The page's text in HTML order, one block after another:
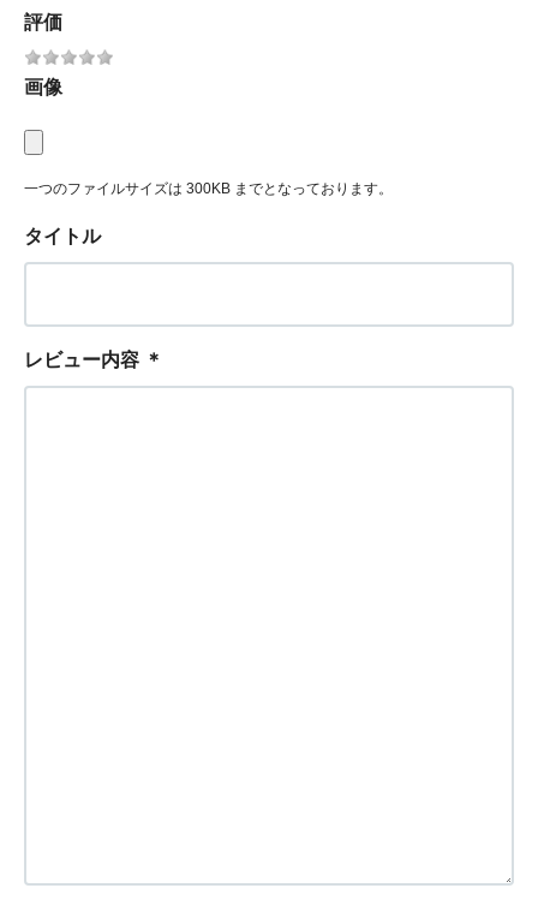
評価
画像
一つのファイルサイズは 300KB までとなっております。
タイトル
レビュー内容 ＊